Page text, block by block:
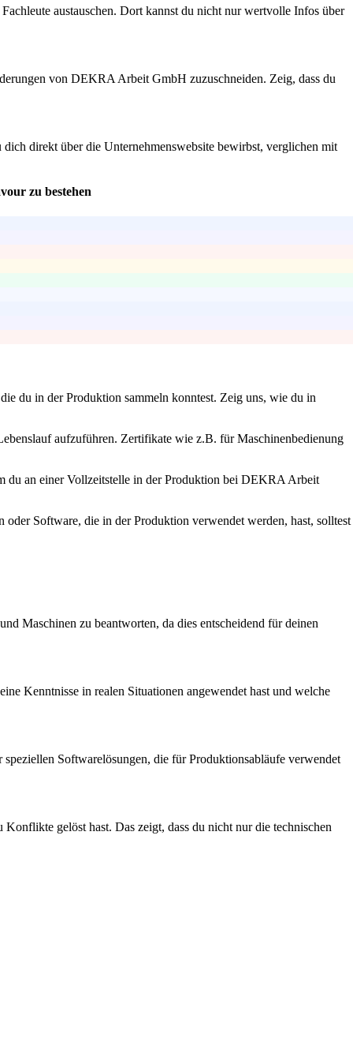
austauschen. Dort kannst du nicht nur wertvolle Infos über
von DEKRA Arbeit GmbH zuzuschneiden. Zeig, dass du
direkt über die Unternehmenswebsite bewirbst, verglichen mit
zu bestehen
du in der Produktion sammeln konntest. Zeig uns, wie du in
aufzuführen. Zertifikate wie z.B. für Maschinenbedienung
du an einer Vollzeitstelle in der Produktion bei DEKRA Arbeit
Software, die in der Produktion verwendet werden, hast, solltest
Maschinen zu beantworten, da dies entscheidend für deinen
Kenntnisse in realen Situationen angewendet hast und welche
Softwarelösungen, die für Produktionsabläufe verwendet
gelöst hast. Das zeigt, dass du nicht nur die technischen